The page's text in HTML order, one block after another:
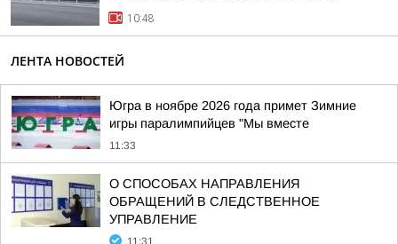
10:48
ЛЕНТА НОВОСТЕЙ
Югра в ноябре 2026 года примет Зимние
игры паралимпийцев "Мы вместе
11:33
О СПОСОБАХ НАПРАВЛЕНИЯ
ОБРАЩЕНИЙ В СЛЕДСТВЕННОЕ
УПРАВЛЕНИЕ
11:31